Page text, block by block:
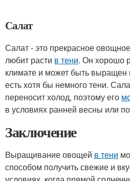
Салат
Салат - это прекрасное
любит расти в тени. Он хорошо
климате и может быть выращен
есть хотя бы немного тени.
переносит холод, поэтому его
в условиях ранней весны или
Заключение
Выращивание овощей в тени
способом получить свежие и